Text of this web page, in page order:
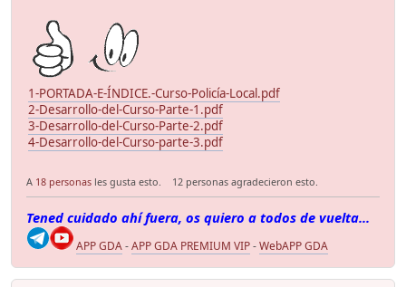
1-PORTADA-E-ÍNDICE.-Curso-Policía-Local.pdf
2-Desarrollo-del-Curso-Parte-1.pdf
3-Desarrollo-del-Curso-Parte-2.pdf
4-Desarrollo-del-Curso-parte-3.pdf
A 18 personas les gusta esto. 12 personas agradecieron esto.
Tened cuidado ahí fuera, os quiero a todos de vuelta...
APP GDA-APP GDA PREMIUM VIP-WebAPP GDA